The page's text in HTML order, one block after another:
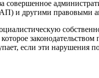
и другими правовыми
законодательством
если эти нарушения по